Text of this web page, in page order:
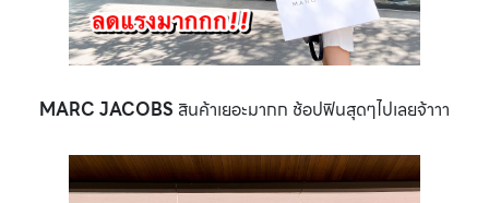
MARC JACOBS สินค้าเยอะมากก ช้อปฟินสุดๆไปเลยจ้าาา